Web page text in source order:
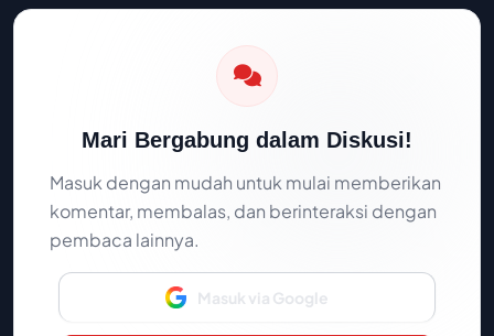
Mari Bergabung dalam Diskusi!
Masuk dengan mudah untuk mulai memberikan
komentar, membalas, dan berinteraksi dengan
pembaca lainnya.
Masuk via Google